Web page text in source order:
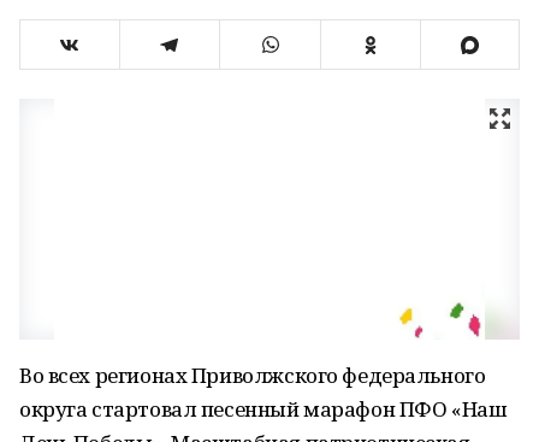
Во всех регионах Приволжского федерального
округа стартовал песенный марафон ПФО «Наш